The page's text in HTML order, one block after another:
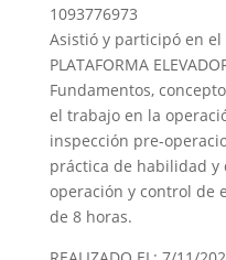
1093776973
Asistió y participó en el
PLATAFORMA
Fundamentos,
el trabajo en la
inspección pre-
práctica de habilidad y
operación y control de
de 8 horas.